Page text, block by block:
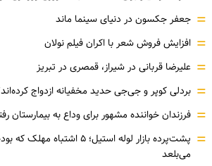
= جعفر جکسون در دنیای سینما ماند
= افزایش فروش شعر با اکران فیلم نولان
= علیرضا قربانی در شیراز، قمصری در تبریز
= بردلی کوپر و جی‌جی حدید مخفیانه ازدواج
= فرزندان خواننده مشهور برای وداع به بیمارستان
=
پشت‌پرده بازار لوله استیل؛ ۵
می‌بلعد